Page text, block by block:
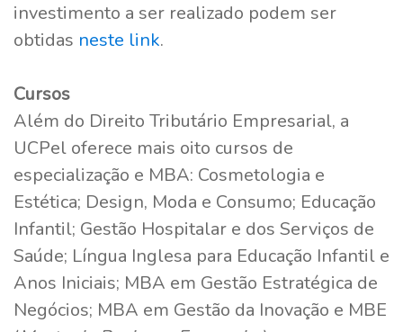
investimento a ser realizado podem ser
obtidas neste link.
Cursos
Além do Direito Tributário Empresarial, a
UCPel oferece mais oito cursos de
especialização e MBA: Cosmetologia e
Estética; Design, Moda e Consumo; Educação
Infantil; Gestão Hospitalar e dos Serviços de
Saúde; Língua Inglesa para Educação Infantil e
Anos Iniciais; MBA em Gestão Estratégica de
Negócios; MBA em Gestão da Inovação e MBE